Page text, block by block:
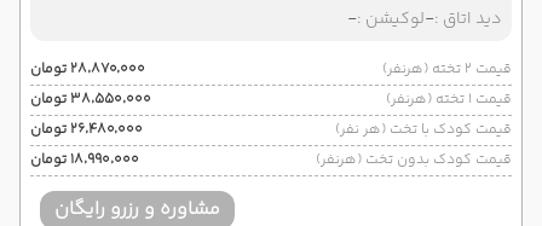
دید اتاق :-لوکیشن :-
قیمت 2 تخته (هرنفر)
۲۸٬۸۷۰٬۰۰۰ تومان
قیمت 1 تخته (هرنفر)
۳۸٬۵۵۰٬۰۰۰ تومان
قیمت کودک با تخت (هر نفر)
۲۶٬۴۸۰٬۰۰۰ تومان
قیمت کودک بدون تخت (هرنفر)
۱۸٬۹۹۰٬۰۰۰ تومان
مشاوره و رزرو رایگان